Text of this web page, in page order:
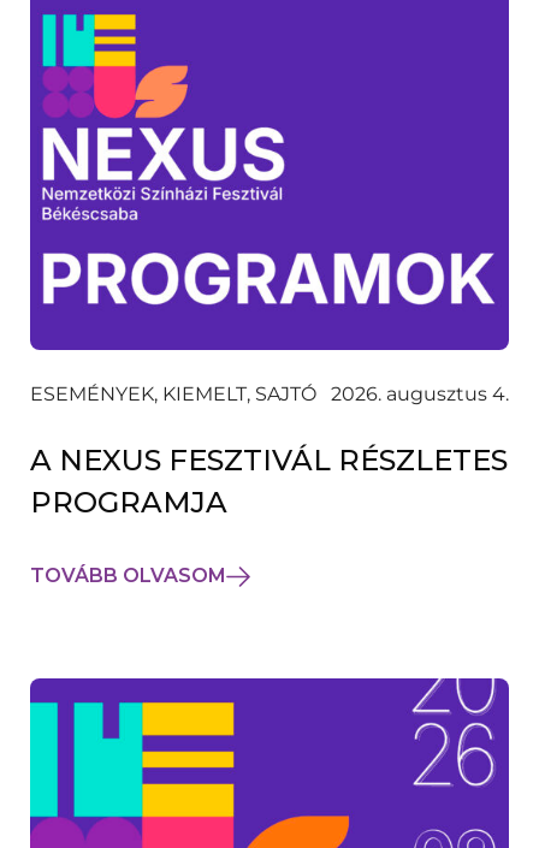
ESEMÉNYEK, KIEMELT, SAJTÓ 2026. augusztus 4.
A NEXUS FESZTIVÁL RÉSZLETES
PROGRAMJA
TOVÁBB OLVASOM